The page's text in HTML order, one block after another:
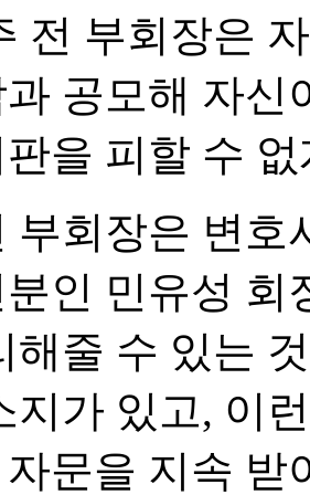
전 부회장은
공모해 자신
을 피할 수
부회장은 변호
인 민유성
해줄 수 있는
지가 있고, 이
문을 지속 받